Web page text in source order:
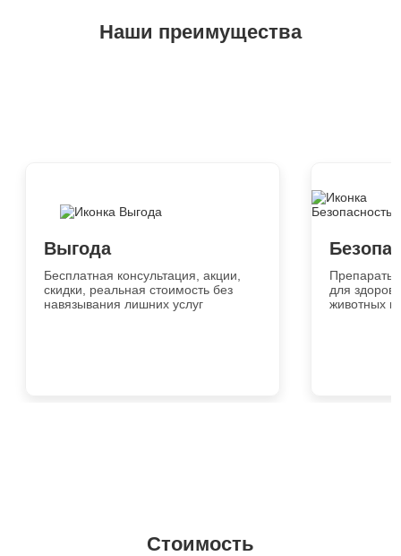
Наши преимущества
Выгода
Бесплатная консультация, акции,
скидки, реальная стоимость без
навязывания лишних услуг
Препараты
для
животных
Стоимость